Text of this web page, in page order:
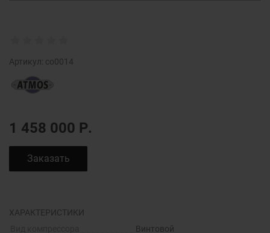
Артикул: co0014
1 458 000 Р.
Заказать
ХАРАКТЕРИСТИКИ
Винтовой